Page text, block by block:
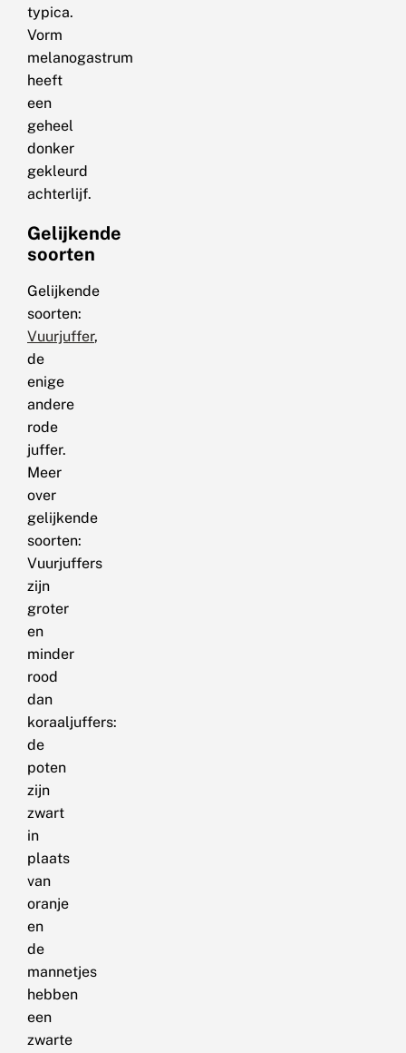
typica.
Vorm
melanogastrum
heeft
een
geheel
donker
gekleurd
achterlijf.
Gelijkende
soorten
Gelijkende
soorten:
Vuurjuffer,
de
enige
andere
rode
juffer.
Meer
over
gelijkende
soorten:
Vuurjuffers
zijn
groter
en
minder
rood
dan
koraaljuffers:
de
poten
zijn
zwart
in
plaats
van
oranje
en
de
mannetjes
hebben
een
zwarte